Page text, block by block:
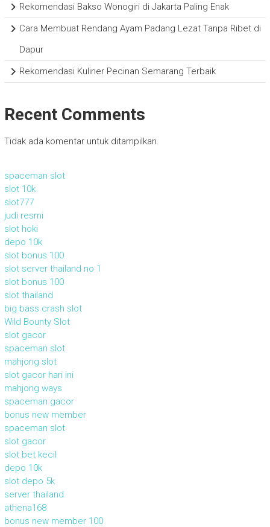
Rekomendasi Bakso Wonogiri di Jakarta Paling Enak
Cara Membuat Rendang Ayam Padang Lezat Tanpa Ribet di
Dapur
Rekomendasi Kuliner Pecinan Semarang Terbaik
Recent Comments
Tidak ada komentar untuk ditampilkan.
spaceman slot
slot 10k
slot777
judi resmi
slot hoki
depo 10k
slot bonus 100
slot server thailand no 1
slot bonus 100
slot thailand
big bass crash slot
Wild Bounty Slot
slot gacor
spaceman slot
mahjong slot
slot gacor hari ini
mahjong ways
spaceman gacor
bonus new member
spaceman slot
slot gacor
slot bet kecil
depo 10k
slot depo 5k
server thailand
athena168
bonus new member 100